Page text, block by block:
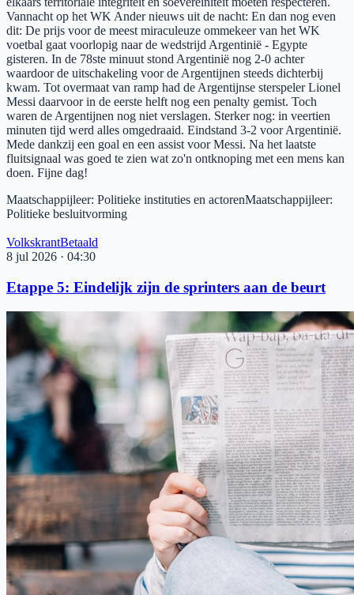
Vannacht op het WK Ander nieuws uit de nacht: En dan nog even
dit: De prijs voor de meest miraculeuze ommekeer van het WK
voetbal gaat voorlopig naar de wedstrijd Argentinië - Egypte
gisteren. In de 78ste minuut stond Argentinië nog 2-0 achter
waardoor de uitschakeling voor de Argentijnen steeds dichterbij
kwam. Tot overmaat van ramp had de Argentijnse sterspeler Lionel
Messi daarvoor in de eerste helft nog een penalty gemist. Toch
waren de Argentijnen nog niet verslagen. Sterker nog: in veertien
minuten tijd werd alles omgedraaid. Eindstand 3-2 voor Argentinië.
Mede dankzij een goal en een assist voor Messi. Na het laatste
fluitsignaal was goed te zien wat zo'n ontknoping met een mens kan
doen. Fijne dag!
Maatschappijleer: Politieke instituties en actorenMaatschappijleer:
Politieke besluitvorming
VolkskrantBetaald
8 jul 2026 · 04:30
Etappe 5: Eindelijk zijn de sprinters aan de beurt